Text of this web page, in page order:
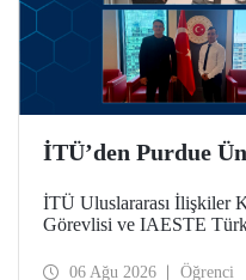
İTÜ’den Purdue
İTÜ Uluslararası İlişkiler
Görevlisi ve IAESTE
Temmuz tarihlerinde
06 Ağu 2026 Öğrenci